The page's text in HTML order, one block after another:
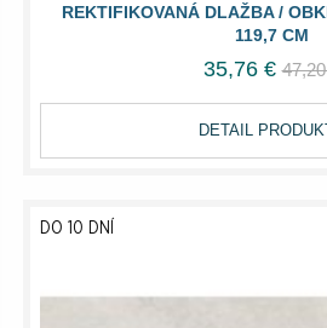
REKTIFIKOVANÁ DLAŽBA /
119,7 CM
35,76 €
DETAIL
DO 10 DNÍ